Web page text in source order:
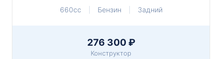
660cc
Бензин Задний
276 300 ₽
Конструктор